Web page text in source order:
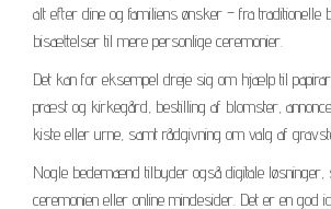
alt efter dine og familiens ønsker – fra traditionelle
bisættelser til mere personlige ceremonier.
Det kan for eksempel dreje sig om hjælp til
præst og kirkegård, bestilling af blomster,
kiste eller urne, samt rådgivning om valg af
Nogle bedemænd tilbyder også digitale løsninger,
ceremonien eller online mindesider. Det er en god